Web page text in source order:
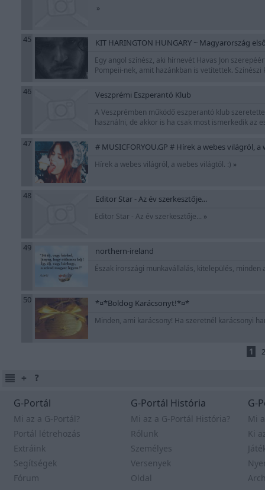
»
45 KIT HARINGTON HUNGARY ~ Magyarország
Egy angol színész, aki hírnevét Havas Jon
Pompeii-nek, amit hazánkban is vetítettek.
46 Veszprémi Eszperantó Klub
A Veszprémben működő eszperantó klub
használni, de akkor is ha csak most ismerkedik az
47 # MUSICFORYOU.GP # Hírek a webes világról,
Hírek a webes világról, a webes világtól. :) »
48 Editor Star - Az év szerkesztője...
Editor Star - Az év szerkesztője... »
49 northern-ireland
Észak írországi munkavállalás, kitelepülés,
50 *¤*Boldog Karácsonyt!*¤*
Minden, ami karácsony! Ha szeretnél karácsonyi
1 2
G-Portál
Mi az a G-Portál?
Portál létrehozás
Extráink
Segítségek
Fórum
G-Portál História
Mi az a G-Portál História?
Rólunk
Személyes
Versenyek
Oldal
G-
Mi
Ki